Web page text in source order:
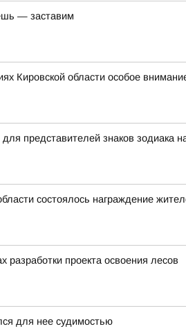
— заставим
Кировской области особое
представителей знаков зодиака
состоялось награждение
разработки проекта освоения лесов
для нее судимостью